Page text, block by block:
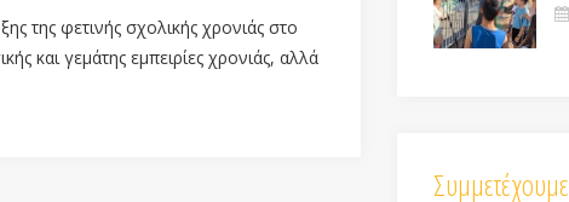
της φετινής σχολικής χρονιάς στο
και γεμάτης εμπειρίες χρονιάς, αλλά
Συμμετέχουμε